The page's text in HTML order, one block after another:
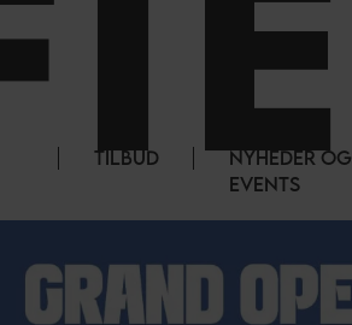
TILBUD
NYHEDER OG
EVENTS